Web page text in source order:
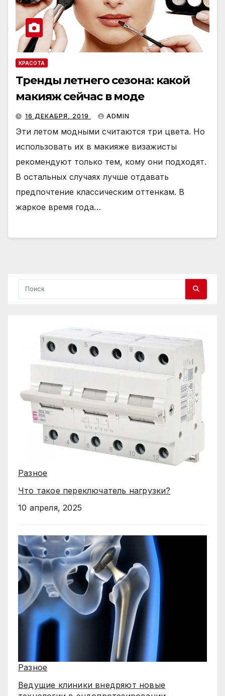
КРАСОТА
Тренды летнего сезона: какой
макияж сейчас в моде
16 ДЕКАБРЯ, 2019 ADMIN
Эти летом модными считаются три цвета. Но
использовать их в макияже визажисты
рекомендуют только тем, кому они подходят.
В остальных случаях лучше отдавать
предпочтение классическим оттенкам. В
жаркое время года…
Разное
Что такое переключатель нагрузки?
10 апреля, 2025
Разное
Ведущие клиники внедряют новые